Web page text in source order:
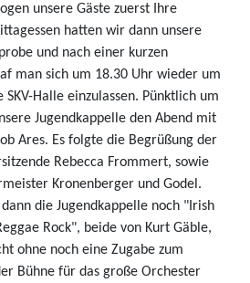
unsere Gäste zuerst Ihre
hatten wir dann unsere
und nach einer kurzen
man sich um 18.30 Uhr wieder um
Halle einzulassen. Pünktlich um
Jugendkappelle den Abend mit
Ares. Es folgte die Begrüßung der
Rebecca Frommert, sowie
Kronenberger und Godel.
die Jugendkappelle noch "Irish
Rock", beide von Kurt Gäble,
ohne noch eine Zugabe zum
Bühne für das große Orchester